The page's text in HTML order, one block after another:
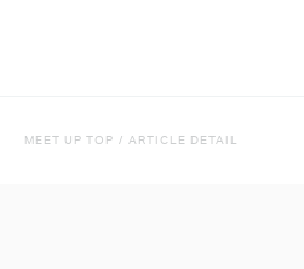
MEET UP TOP / ARTICLE DETAIL